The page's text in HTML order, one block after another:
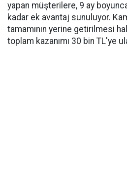
yapan müşterilere, 9 ay
kadar ek avantaj sunuluyor.
tamamının yerine getirilmesi
toplam kazanımı 30 bin TL'ye